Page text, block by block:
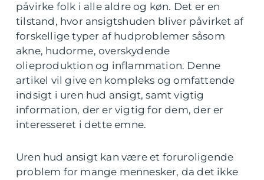
påvirke folk i alle aldre og køn. Det er en
tilstand, hvor ansigtshuden bliver påvirket af
forskellige typer af hudproblemer såsom
akne, hudorme, overskydende
olieproduktion og inflammation. Denne
artikel vil give en kompleks og omfattende
indsigt i uren hud ansigt, samt vigtig
information, der er vigtig for dem, der er
interesseret i dette emne.
Uren hud ansigt kan være et foruroligende
problem for mange mennesker, da det ikke